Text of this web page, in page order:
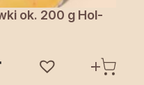
ok. 200 g Hol-